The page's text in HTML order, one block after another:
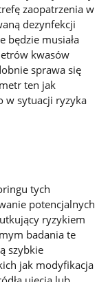
zaopatrzenia w
dezynfekcji
będzie musiała
kwasów
sprawa się
ten jak
w sytuacji ryzyka
tych
potencjalnych
ryzykiem
badania te
szybkie
jak modyfikacja